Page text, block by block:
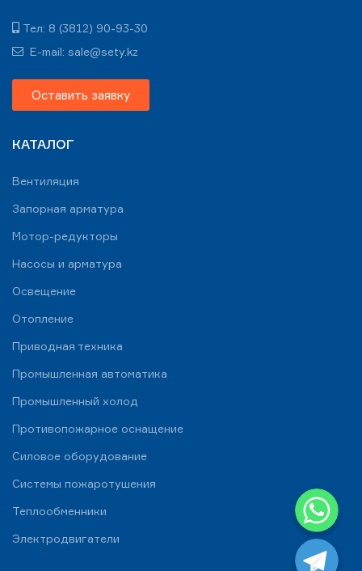
Тел: 8 (3812) 90-93-30
E-mail: sale@sety.kz
Оставить заявку
КАТАЛОГ
Вентиляция
Запорная арматура
Мотор-редукторы
Насосы и арматура
Освещение
Отопление
Приводная техника
Промышленная автоматика
Промышленный холод
Противопожарное оснащение
Силовое оборудование
Системы пожаротушения
Теплообменники
Электродвигатели
WhatsApp
Telegram